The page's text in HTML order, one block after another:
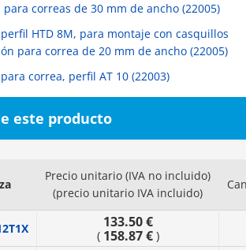
correas de 30 mm de ancho (22005)
HTD 8M, para montaje con casquillos
para correa de 20 mm de ancho (22005)
correa, perfil AT 10 (22003)
este producto
Precio unitario (IVA no incluido)
(precio unitario IVA incluido)
133.50 €
( 158.87 €)